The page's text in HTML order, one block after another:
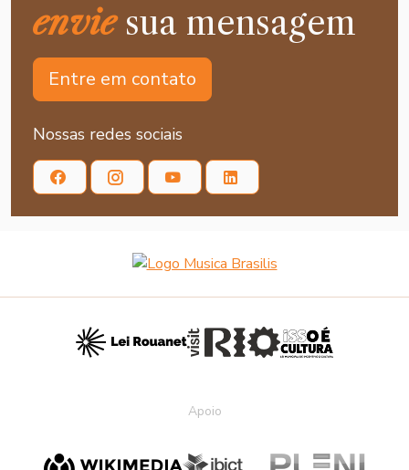
enviesua mensagem
Entre em contato
Nossas redes sociais
Apoio